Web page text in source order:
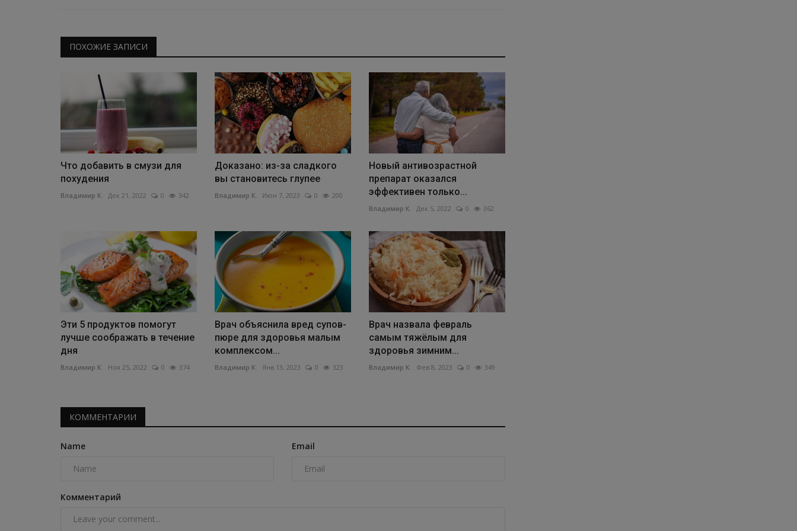
ПОХОЖИЕ ЗАПИСИ
Что добавить в смузи для
похудения
Владимир К. Дек 21, 2022 0 342
Доказано: из-за сладкого
вы становитесь глупее
Владимир К. Июн 7, 2023 0 200
Новый антивозрастной
препарат оказался
эффективен только...
Владимир К. Дек 5, 2022 0 362
Эти 5 продуктов помогут
лучше соображать в течение
дня
Владимир К. Ноя 25, 2022 0 374
Врач объяснила вред супов-
пюре для здоровья малым
комплексом...
Владимир К. Янв 13, 2023 0 323
Врач назвала февраль
самым тяжёлым для
здоровья зимним...
Владимир К. Фев 8, 2023 0 349
КОММЕНТАРИИ
Name Email
Комментарий